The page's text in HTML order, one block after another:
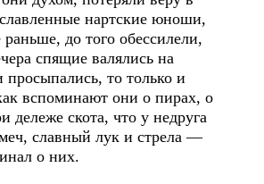
нартские юноши,
до того обессилели,
спящие валялись на
просыпались, то только и
вспоминают они о пирах, о
дележе скота, что у недруга
славный лук и стрела —
о них.